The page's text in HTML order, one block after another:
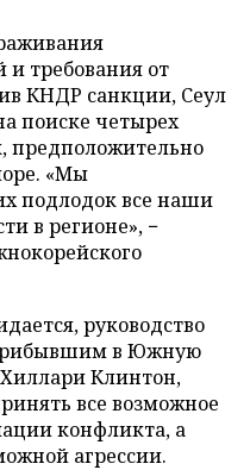
требования от
КНДР санкции, Сеул
поиске четырех
предположительно
«Мы
подлодок все наши
в регионе», −
руководство
в Южную
Клинтон,
все возможное
конфликта, а
агрессии.